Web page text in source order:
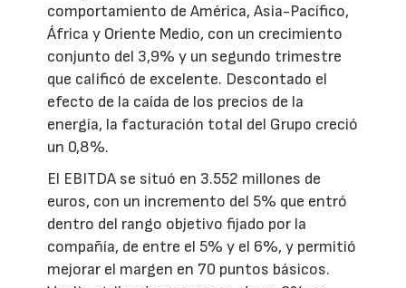
comportamiento de América, Asia-Pacífico,
África y Oriente Medio, con un crecimiento
conjunto del 3,9% y un segundo trimestre
que calificó de excelente. Descontado el
efecto de la caída de los precios de la
energía, la facturación total del Grupo creció
un 0,8%.
El EBITDA se situó en 3.552 millones de
euros, con un incremento del 5% que entró
dentro del rango objetivo fijado por la
compañía, de entre el 5% y el 6%, y permitió
mejorar el margen en 70 puntos básicos.